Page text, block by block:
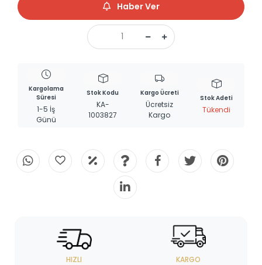
Haber Ver
Kargolama
Süresi
1-5 İş
Günü
Stok Kodu
KA-
1003827
Kargo Ücreti
Ücretsiz
Kargo
Stok Adeti
Tükendi
HIZLI
KARGO